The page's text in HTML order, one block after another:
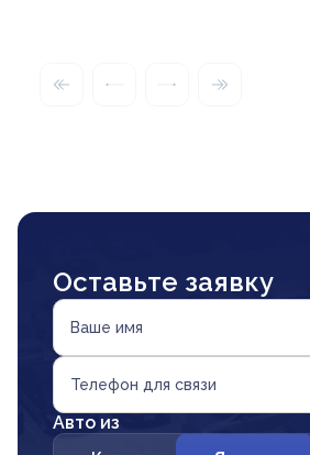
Оставьте заявку
Ваше имя
Телефон для связи
Авто из